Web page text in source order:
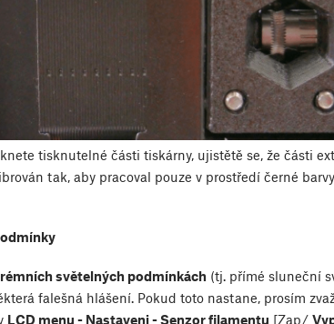
tisknutelné části tiskárny, ujistětě se, že části
tak, aby pracoval pouze v prostředí černé
světelných podmínkách (tj. přímé sluneční
falešná hlášení. Pokud toto nastane, prosím
LCD menu - Nastaveni - Senzor filamentu [Zap/